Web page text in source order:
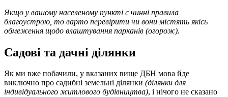
Якщо у вашому населеному пункті є чинні правила
благоустрою, то варто перевірити чи вони містять якісь
обмеження щодо влаштування парканів (огорож).
Садові та дачні ділянки
Як ми вже побачили, у вказаних вище ДБН мова йде
виключно про садибні земельні ділянки (ділянки для
індивідуального житлового будівництва), і нічого не сказано